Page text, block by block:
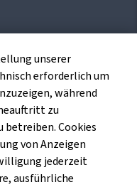
europäischen
unserer
erforderlich um
während
zu
betreiben. Cookies
von Anzeigen
jederzeit
ausführliche